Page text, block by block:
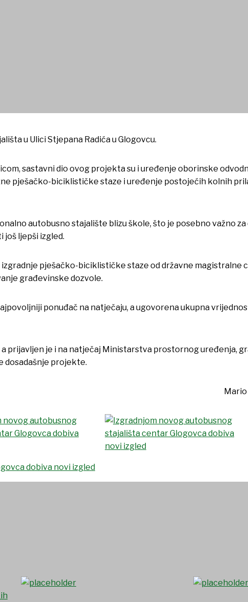
stajališta centar
u Ulici Stjepana Radića u Glogovcu.
sastavni dio ovog projekta su i uređenje oborinske
pješačko-biciklističke staze i uređenje postojećih kolnih
autobusno stajalište blizu škole, što je posebno važno za
još ljepši izgled.
pješačko-biciklističke staze od državne magistralne
građevinske dozvole.
ponuđač na natječaju, a ugovorena ukupna
prijavljen je i na natječaj Ministarstva prostornog uređenja,
dosadašnje projekte.